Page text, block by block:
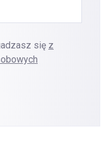
się z